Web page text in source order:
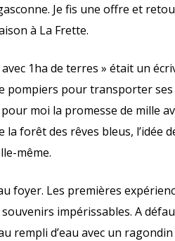
Je fis une offre et
à La Frette.
1ha de terres » était un
pompiers pour transporter ses
moi la promesse de mille
forêt des rêves bleus, l’idée
même.
foyer. Les premières
impérissables. A
rempli d’eau avec un ragondin